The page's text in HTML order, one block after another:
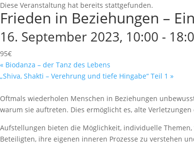
Diese Veranstaltung hat bereits stattgefunden.
Frieden in Beziehungen –
16. September 2023, 10:00 -
95€
« Biodanza – der Tanz des Lebens
„Shiva, Shakti – Verehrung und tiefe Hingabe“ Teil 1 »
Oftmals wiederholen Menschen in Beziehungen
warum sie auftreten. Dies ermöglicht es, alte
Aufstellungen bieten die Möglichkeit, individuelle
Beteiligten, ihre eigenen inneren Prozesse zu verstehen